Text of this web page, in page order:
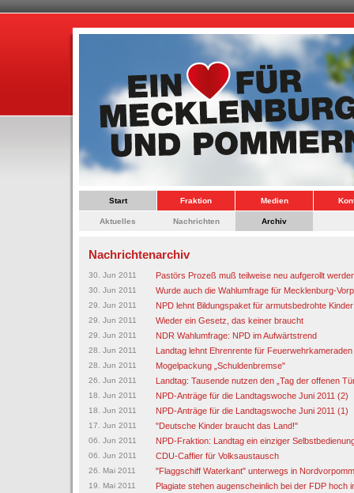
Start Fraktion Medien
Aktuelles Nachrichten Archiv
Nachrichtenarchiv
30. Jun 2011 Pastörs Prozeß muß teilweise neu aufgerollt
30. Jun 2011 Wurde auch die Wahlumfrage für Mecklenburg-
29. Jun 2011 NPD lehnt Bildungspaket für armutsbedrohte
29. Jun 2011 Wieder ein Gesetz, das keiner braucht
29. Jun 2011 NDR Wahlumfrage: NPD im Aufwärtstrend
28. Jun 2011 Landtag lehnt Ehrenrente für Feuerwehrkameraden
28. Jun 2011 Mogelpackung „Schuldenbremse"
26. Jun 2011 Landtag: Tausende nutzen den „Tag der offenen
18. Jun 2011 NPD-Anträge für die Landtagswoche Juni 2011 (2)
18. Jun 2011 NPD-Anträge für die Landtagswoche Juni 2011 (1)
17. Jun 2011 "Deutsche Kinder braucht das Land!"
06. Jun 2011 NPD-Fraktion: Landtag ein einziger
06. Jun 2011 CDU-Caffier für Volksaustausch
26. Mai 2011 "Flaggschiff Waterkant" unterwegs in
19. Mai 2011 Plagiate stehen augenscheinlich bei der FDP hoch